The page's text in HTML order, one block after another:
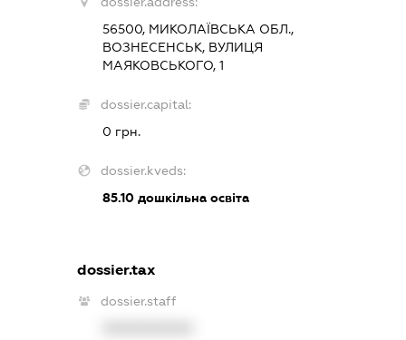
56500, МИКОЛАЇВСЬКА ОБЛ.,
ВОЗНЕСЕНСЬК, ВУЛИЦЯ
МАЯКОВСЬКОГО, 1
dossier.capital:
0 грн.
dossier.kveds:
85.10дошкільна освіта
dossier.tax
dossier.staff